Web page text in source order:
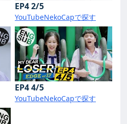
EP4 2/5
YouTubeNekoCapで探す
EP4 4/5
YouTubeNekoCapで探す